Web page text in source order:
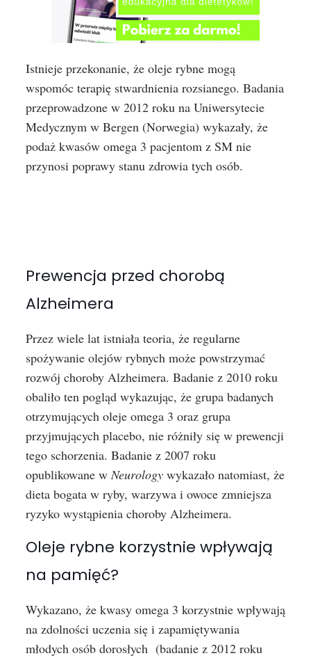
Istnieje przekonanie, że oleje rybne mogą
wspomóc terapię stwardnienia rozsianego. Badania
przeprowadzone w 2012 roku na Uniwersytecie
Medycznym w Bergen (Norwegia) wykazały, że
podaż kwasów omega 3 pacjentom z SM nie
przynosi poprawy stanu zdrowia tych osób.
Prewencja przed chorobą
Alzheimera
Przez wiele lat istniała teoria, że regularne
spożywanie olejów rybnych może powstrzymać
rozwój choroby Alzheimera. Badanie z 2010 roku
obaliło ten pogląd wykazując, że grupa badanych
otrzymujących oleje omega 3 oraz grupa
przyjmujących placebo, nie różniły się w prewencji
tego schorzenia. Badanie z 2007 roku
opublikowane w Neurologywykazało natomiast, że
dieta bogata w ryby, warzywa i owoce zmniejsza
ryzyko wystąpienia choroby Alzheimera.
Oleje rybne korzystnie wpływają
na pamięć?
Wykazano, że kwasy omega 3 korzystnie wpływają
na zdolności uczenia się i zapamiętywania
młodych osób dorosłych (badanie z 2012 roku